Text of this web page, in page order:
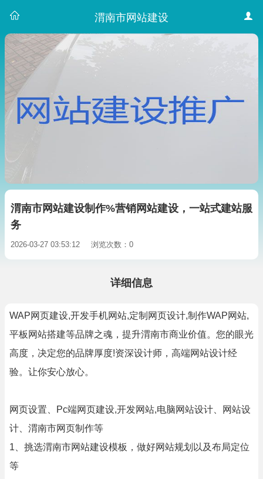
渭南市网站建设
渭南市网站建设制作%营销网站建设，一站式建站服
务
2026-03-27 03:53:12 浏览次数：0
详细信息
WAP网页建设,开发手机网站,定制网页设计,制作WAP网站,
平板网站搭建等品牌之魂，提升渭南市商业价值。您的眼光
高度，决定您的品牌厚度!资深设计师，高端网站设计经
验。让你安心放心。
网页设置、Pc端网页建设,开发网站,电脑网站设计、网站设
计、渭南市网页制作等
1、挑选渭南市网站建设模板，做好网站规划以及布局定位
等